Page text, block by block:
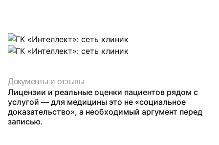
Документы и отзывы
Лицензии и реальные оценки пациентов рядом с
услугой — для медицины это не «социальное
доказательство», а необходимый аргумент перед
записью.